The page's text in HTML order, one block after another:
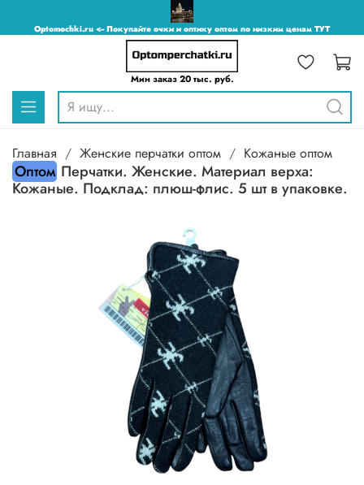
Optomochki.ru <-- Покупайте очки и оптику оптом по низким ценам ТУТ
Мин заказ 20 тыс. руб.
Главная Женские перчатки оптом Кожаные оптом
Оптом Перчатки. Женские. Материал верха:
Кожаные. Подклад: плюш-флис. 5 шт в упаковке.